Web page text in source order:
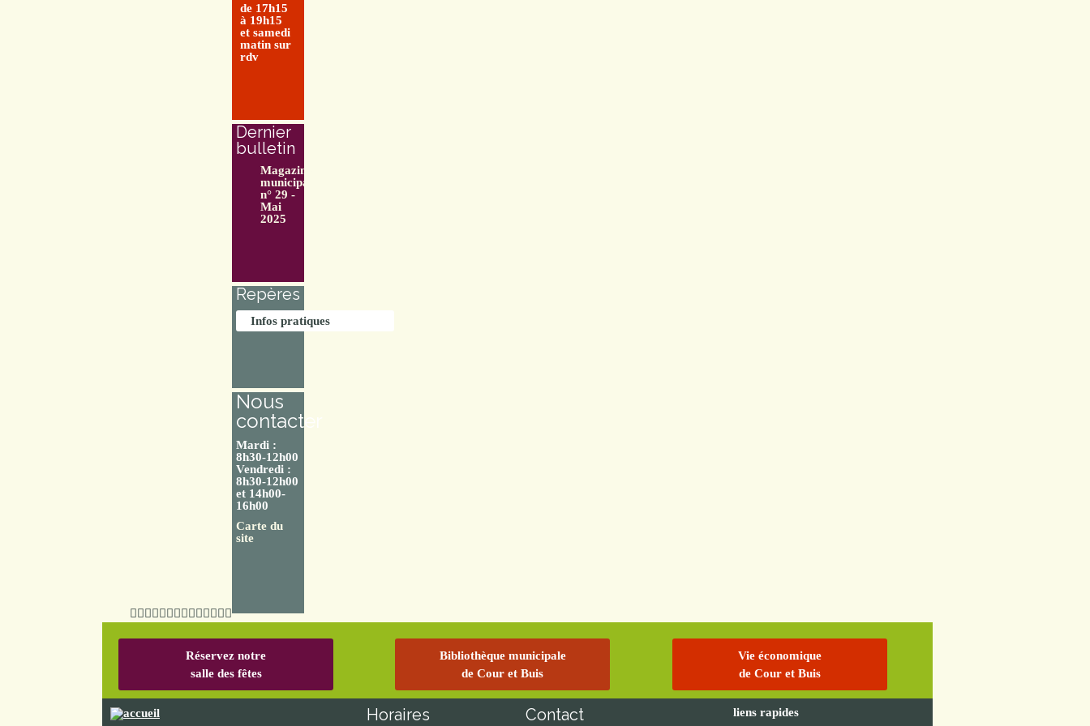
de 17h15
à 19h15
et samedi
matin sur
rdv
Dernier
bulletin
Magazine
municipal
n° 29 -
Mai
2025
Repères
Infos pratiques
Nous
contacter
Mardi :
8h30-12h00
Vendredi :
8h30-12h00
et 14h00-
16h00
Carte du
site
Réservez notre
salle des fêtes
Bibliothèque municipale
de Cour et Buis
Vie économique
de Cour et Buis
Horaires Contact liens rapides